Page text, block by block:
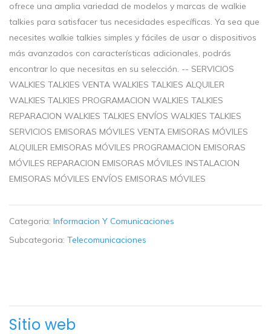
ofrece una amplia variedad de modelos y marcas de walkie
talkies para satisfacer tus necesidades específicas. Ya sea que
necesites walkie talkies simples y fáciles de usar o dispositivos
más avanzados con características adicionales, podrás
encontrar lo que necesitas en su selección. -- SERVICIOS
WALKIES TALKIES VENTA WALKIES TALKIES ALQUILER
WALKIES TALKIES PROGRAMACION WALKIES TALKIES
REPARACION WALKIES TALKIES ENVÍOS WALKIES TALKIES
SERVICIOS EMISORAS MÓVILES VENTA EMISORAS MÓVILES
ALQUILER EMISORAS MÓVILES PROGRAMACION EMISORAS
MÓVILES REPARACION EMISORAS MÓVILES INSTALACION
EMISORAS MÓVILES ENVÍOS EMISORAS MÓVILES
Categoria: Informacion Y Comunicaciones
Subcategoria: Telecomunicaciones
Sitio web